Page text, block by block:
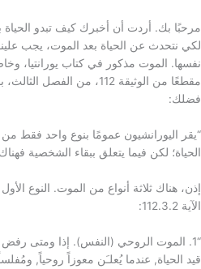
مرحبًا بك. أردت أن أخبرك كيف تبدو الحياة
لكي نتحدث عن الحياة بعد الموت، يجب
فضلك:
“يقر اليورانشيون عمومًا بنوع واحد فقط
الحياة؛ لكن فيما يتعلق ببقاء الشخصية
إذن، هناك ثلاثة أنواع من الموت. النوع
الآية 112.3.2:
“1. الموت الروحي (النفس). إذا ومتى رفض
قيد الحياة, عندما يُعلـَن معوزاً روحياً,